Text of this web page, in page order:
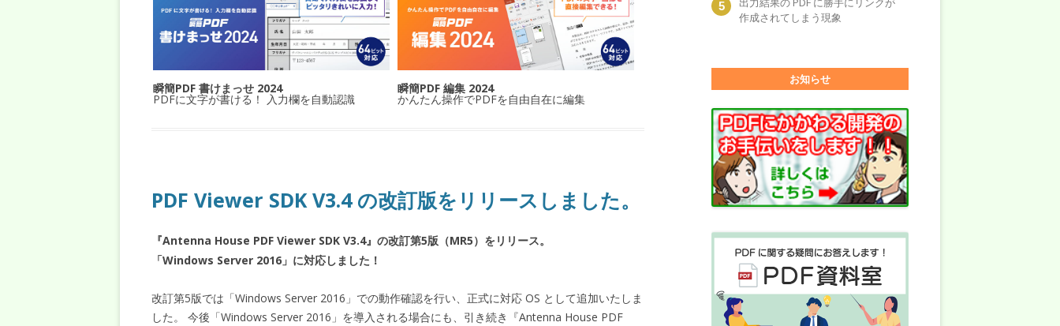
瞬簡PDF 書けまっせ 2024
PDFに文字が書ける！ 入力欄を自動認識
瞬簡PDF 編集 2024
かんたん操作でPDFを自由自在に編集
PDF Viewer SDK V3.4 の改訂版をリリースしました。
『Antenna House PDF Viewer SDK V3.4』の改訂第5版（MR5）をリリース。
「Windows Server 2016」に対応しました！
改訂第5版では「Windows Server 2016」での動作確認を行い、正式に対応 OS として追加いたしま
した。 今後「Windows Server 2016」を導入される場合にも、引き続き『Antenna House PDF
作成されてしまう現象
お知らせ